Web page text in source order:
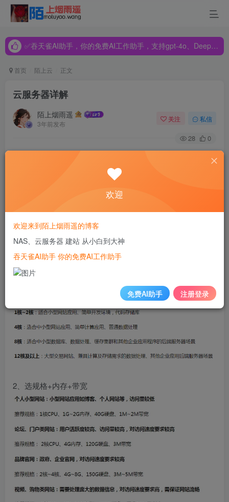
✅吞天雀AI助手，你的免费AI工作助手，支持gpt-4o、DeepSeek、Claude🔥🔥🔥🔥
✅吞天雀AI助手，你的免费AI工作助手，支持gpt-4o、DeepSeek、Claude🔥🔥🔥🔥
首页 陌上云 正文
云服务器详解
陌上烟雨遥
3年前发布
关注 私信
28 0
云服务器(Elastic Compute Service, ECS)是一种简单高效、
安全可靠、处理能力可弹性伸缩的计算服务。
许多人在选择云服务器时，往往因为服务器的规格种类繁
多，型号各异导致选择发懵。所以不知道如何进行选择，那
么如何选择适合自己的一款呢？能帮你选择到最合适的，就
是最好的标准。在选择完规格后，在后面的配置选择中，还
要选择内存和带宽，为了方便大家参考，这里就放在一起
2、选规格+内存+带宽
欢迎
欢迎来到陌上烟雨遥的博客
NAS、云服务器 建站 从小白到大神
吞天雀AI助手 你的免费AI工作助手
免费AI助手 注册登录